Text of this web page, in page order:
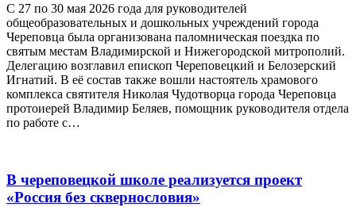
С 27 по 30 мая 2026 года для руководителей
общеобразовательных и дошкольных учреждений города
Череповца была организована паломническая поездка по
святым местам Владимирской и Нижегородской митрополий.
Делегацию возглавил епископ Череповецкий и Белозерский
Игнатий. В её состав также вошли настоятель храмового
комплекса святителя Николая Чудотворца города Череповца
протоиерей Владимир Беляев, помощник руководителя отдела
по работе с…
В череповецкой школе реализуется проект
«Россия без сквернословия»